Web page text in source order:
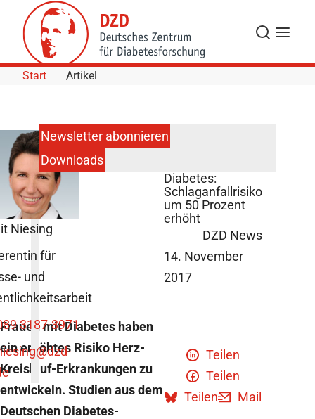
Skip to Content
Suche
Start Artikel
Diabetes:
Schlaganfallrisiko
um 50 Prozent
erhöht
DZD News
14. November
2017
Frauen mit Diabetes haben
ein erhöhtes Risiko Herz-
Kreislauf-Erkrankungen zu
entwickeln. Studien aus dem
Deutschen Diabetes-
Teilen
Teilen
Teilen
Mail
Niesing
für
und
3187-3971
@dzd-
Newsletter abonnieren
Downloads